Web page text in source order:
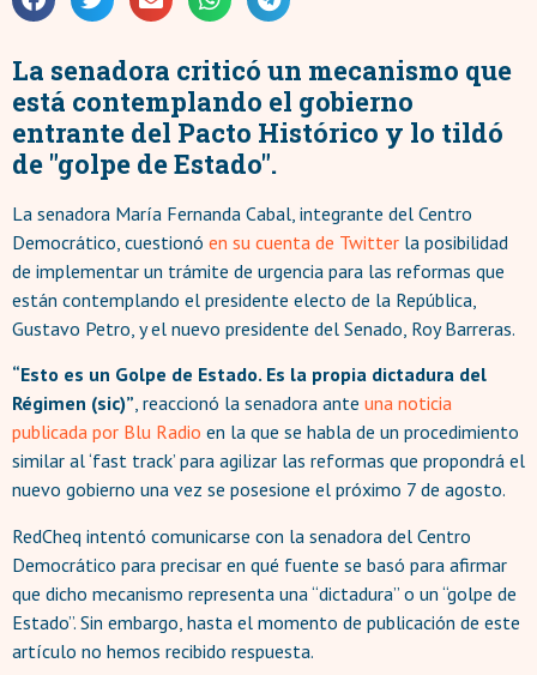
La senadora criticó un mecanismo que
está contemplando el gobierno
entrante del Pacto Histórico y lo tildó
de "golpe de Estado".
La senadora María Fernanda Cabal, integrante del Centro
Democrático, cuestionó en su cuenta de Twitter la posibilidad
de implementar un trámite de urgencia para las reformas que
están contemplando el presidente electo de la República,
Gustavo Petro, y el nuevo presidente del Senado, Roy Barreras.
“Esto es un Golpe de Estado. Es la propia dictadura del
Régimen (sic)”, reaccionó la senadora ante una noticia
publicada por Blu Radio en la que se habla de un procedimiento
similar al ‘fast track’ para agilizar las reformas que propondrá el
nuevo gobierno una vez se posesione el próximo 7 de agosto.
RedCheq intentó comunicarse con la senadora del Centro
Democrático para precisar en qué fuente se basó para afirmar
que dicho mecanismo representa una “dictadura” o un “golpe de
Estado”. Sin embargo, hasta el momento de publicación de este
artículo no hemos recibido respuesta.